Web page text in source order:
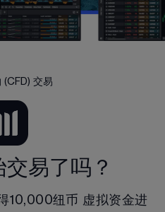
(CFD) 交易
易了吗？
10,000纽币 虚拟资金进